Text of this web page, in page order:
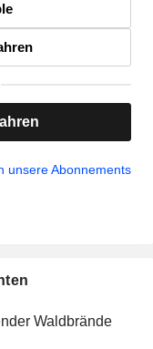
unsere Abonnements
Waldbrände